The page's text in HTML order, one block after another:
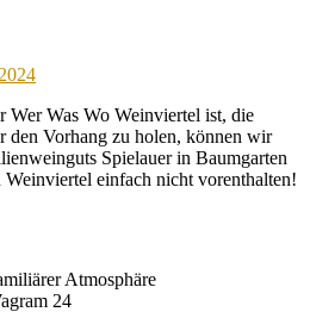
Wer Was Wo Weinviertel ist, die
den Vorhang zu holen, können wir
Spielauer in Baumgarten
einfach nicht vorenthalten!
Atmosphäre
24